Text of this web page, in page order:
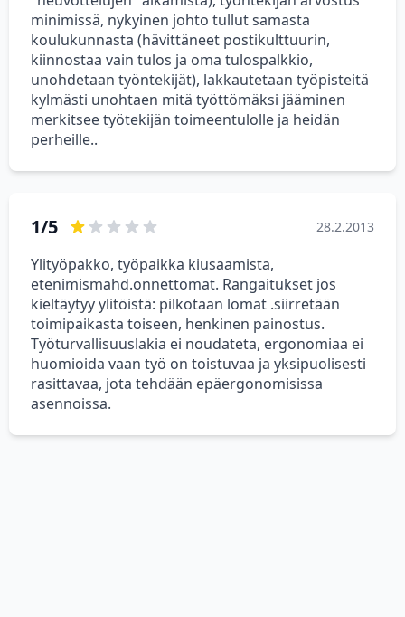
minimissä, nykyinen johto tullut samasta
koulukunnasta (hävittäneet postikulttuurin,
kiinnostaa vain tulos ja oma tulospalkkio,
unohdetaan työntekijät), lakkautetaan työpisteitä
kylmästi unohtaen mitä työttömäksi jääminen
merkitsee työtekijän toimeentulolle ja heidän
perheille..
1/5 28.2.2013
Ylityöpakko, työpaikka kiusaamista,
etenimismahd.onnettomat. Rangaitukset jos
kieltäytyy ylitöistä: pilkotaan lomat .siirretään
toimipaikasta toiseen, henkinen painostus.
Työturvallisuuslakia ei noudateta, ergonomiaa ei
huomioida vaan työ on toistuvaa ja yksipuolisesti
rasittavaa, jota tehdään epäergonomisissa
asennoissa.